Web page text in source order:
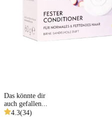
Das könnte dir
auch gefallen...
4.3(34)